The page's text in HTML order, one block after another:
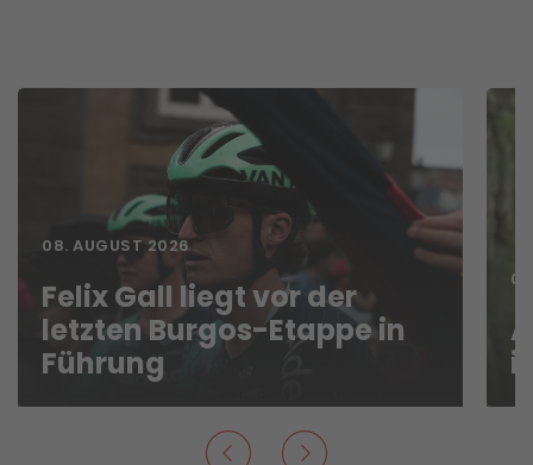
08. AUGUST 2026
Felix Gall liegt vor der
letzten Burgos-Etappe in
Führung